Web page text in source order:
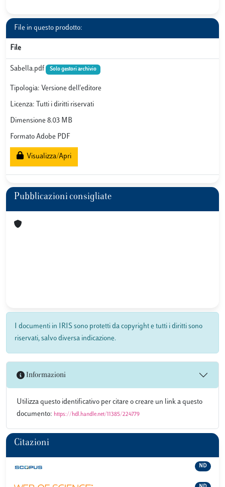
File in questo prodotto:
File
Sabella.pdf Solo gestori archivio
Tipologia: Versione dell'editore
Licenza: Tutti i diritti riservati
Dimensione 8.03 MB
Formato Adobe PDF
Visualizza/Apri
Pubblicazioni consigliate
I documenti in IRIS sono protetti da copyright e tutti i diritti sono
riservati, salvo diversa indicazione.
Informazioni
Utilizza questo identificativo per citare o creare un link a questo
documento: https://hdl.handle.net/11385/224779
Citazioni
ND